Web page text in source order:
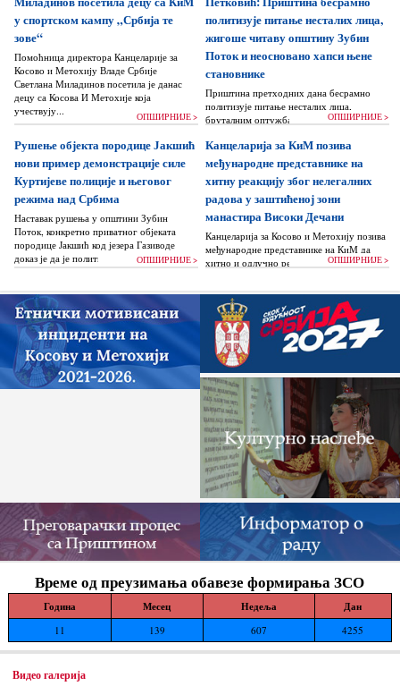
у спортском кампу „Србија те
зове“
Помоћница директора Канцеларије за
Косово и Метохију Владе Србије
Светлана Миладинов посетила је данас
децу са Косова И Метохије која
учествују...
ОПШИРНИЈЕ >
политизује питање несталих лица,
жигоше читаву општину Зубин
Поток и неосновано хапси њене
становнике
Приштина претходних дана бесрамно
политизује питање несталих лица,
бруталним оптужбама на рачун Београда
жигоше...
ОПШИРНИЈЕ >
Рушење објекта породице Јакшић
нови пример демонстрације силе
Куртијеве полиције и његовог
режима над Србима
Наставак рушења у општини Зубин
Поток, конкретно приватног објеката
породице Јакшић код језера Газиводе
доказ је да је политика Аљбина Куртија...
ОПШИРНИЈЕ >
Канцеларија за КиМ позива
међународне представнике на
хитну реакцију због нелегалних
радова у заштићеној зони
манастира Високи Дечани
Канцеларија за Косово и Метохију позива
међународне представнике на КиМ да
хитно и одлучно реагују и да без
нелегалних грађевинских...
ОПШИРНИЈЕ >
Време од преузимања обавезе формирања ЗСО
Година Месец Недеља Дан
11 139 607 4255
Видео галерија